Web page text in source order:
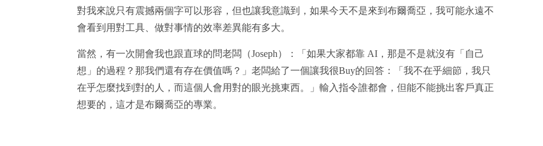
對我來說只有震撼兩個字可以形容，但也讓我意識到，如果今天不是來到布爾喬亞，我可能永遠不
會看到用對工具、做對事情的效率差異能有多大。
當然，有一次開會我也跟直球的問老闆（Joseph）：「如果大家都靠 AI，那是不是就沒有「自己
想」的過程？那我們還有存在價值嗎？」老闆給了一個讓我很Buy的回答：「我不在乎細節，我只
在乎怎麼找到對的人，而這個人會用對的眼光挑東西。」輸入指令誰都會，但能不能挑出客戶真正
想要的，這才是布爾喬亞的專業。